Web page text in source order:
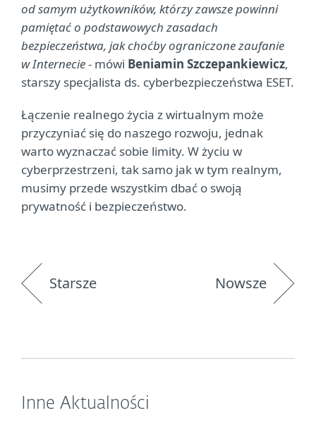
od samym użytkowników, którzy zawsze powinni
pamiętać o podstawowych zasadach
bezpieczeństwa, jak choćby ograniczone zaufanie
w Internecie- mówi Beniamin Szczepankiewicz,
starszy specjalista ds. cyberbezpieczeństwa ESET.
Łączenie realnego życia z wirtualnym może
przyczyniać się do naszego rozwoju, jednak
warto wyznaczać sobie limity. W życiu w
cyberprzestrzeni, tak samo jak w tym realnym,
musimy przede wszystkim dbać o swoją
prywatność i bezpieczeństwo.
Starsze Nowsze
Inne Aktualności